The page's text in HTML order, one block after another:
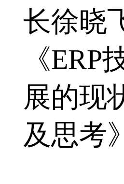
长徐晓
《ERP
展的现
及思考》